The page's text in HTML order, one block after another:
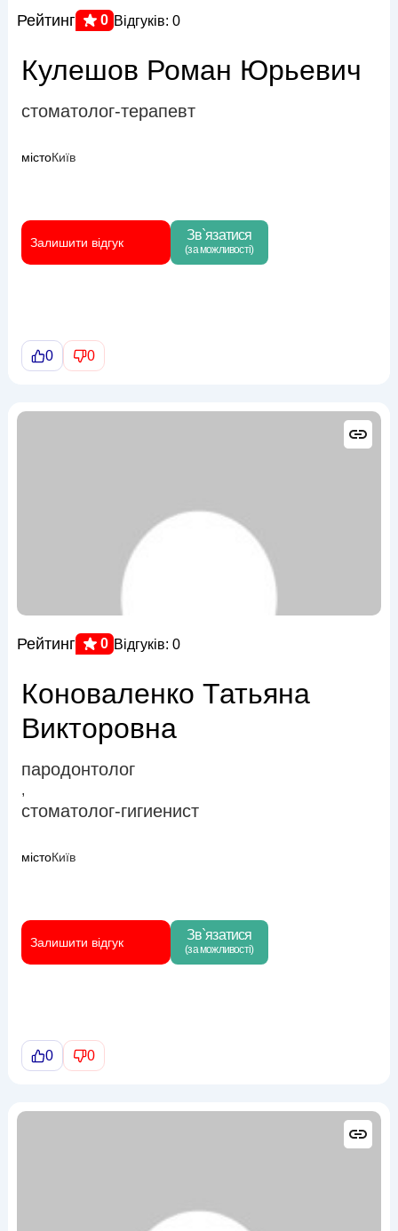
Рейтинг 0 Відгуків: 0
Кулешов Роман Юрьевич
стоматолог-терапевт
містоКиїв
Залишити відгук Зв`язатися
(за можливості)
0 0
Рейтинг 0 Відгуків: 0
Коноваленко Татьяна
Викторовна
пародонтолог
,
стоматолог-гигиенист
містоКиїв
Залишити відгук Зв`язатися
(за можливості)
0 0